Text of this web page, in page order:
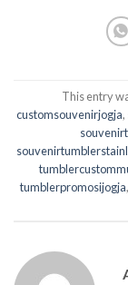
This entry
customsouvenirjogja,
tumblerpromosijogja